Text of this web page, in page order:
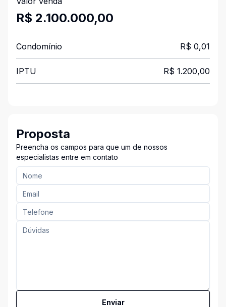
R$ 2.100.000,00
Condomínio R$ 0,01
IPTU R$ 1.200,00
Proposta
Preencha os campos para que um de nossos
especialistas entre em contato
Enviar